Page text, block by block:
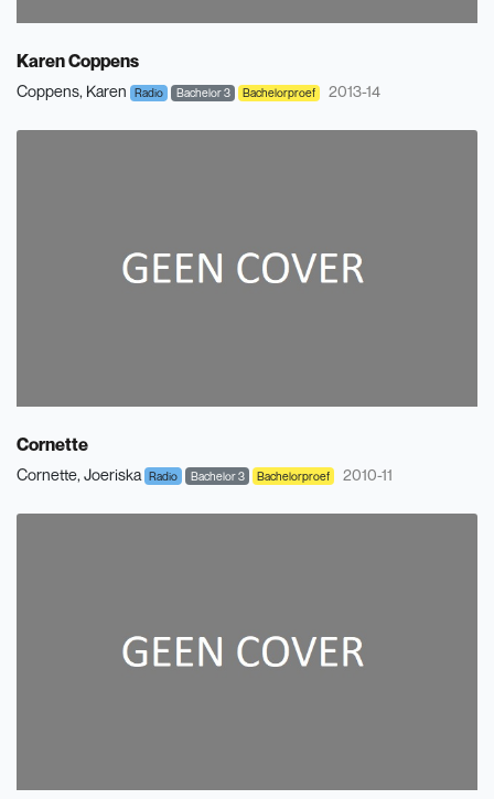
Karen Coppens
Coppens, Karen Radio Bachelor 3 Bachelorproef 2013-14
Cornette
Cornette, Joeriska Radio Bachelor 3 Bachelorproef 2010-11